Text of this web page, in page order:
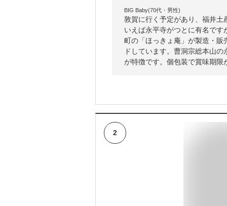
BIG Baby(70代・男性)
敦賀に行く予定があり、福井
いえば永平寺がつとに有名で
町の「ほっきょ庵」が製造・
ドしています。曹洞宗総本山
が特徴です。個包装で賞味期
2